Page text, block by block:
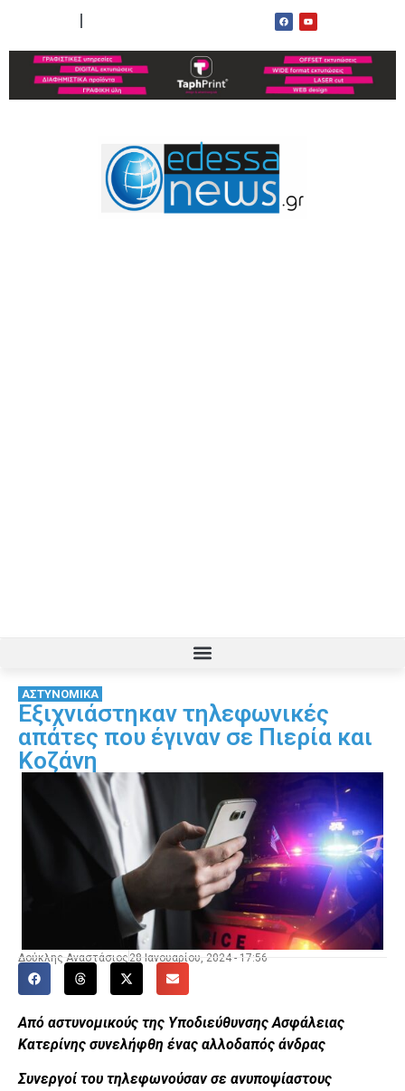
ΑΣΤΥΝΟΜΙΚΑ
Εξιχνιάστηκαν τηλεφωνικές
απάτες που έγιναν σε Πιερία και
Κοζάνη
Δούκλης Αναστάσιος 28 Ιανουαρίου, 2024 - 17:56
Από αστυνομικούς της Υποδιεύθυνσης Ασφάλειας
Κατερίνης συνελήφθη ένας αλλοδαπός άνδρας
Συνεργοί του τηλεφωνούσαν σε ανυποψίαστους